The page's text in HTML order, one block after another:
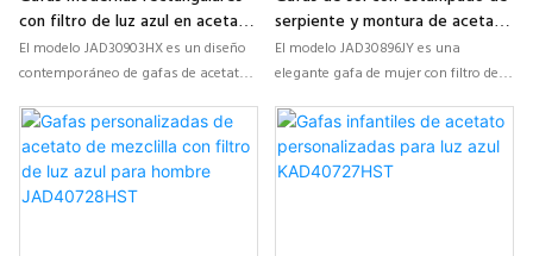
con filtro de luz azul en acetato
para hombre y mujer
JAD30903HX
El modelo JAD30903HX es un diseño
contemporáneo de gafas de acetato
una silueta rectangular limpia,
coloridos patrones laminados y finas
patillas con detalles metálicos,
desarrollado para marcas de óptica
serpiente y montura de acetato
para mujer (JAD30896JY)
El modelo JAD30896JY es una
elegante gafa de mujer con filtro de
acetato con un elegante estampado
de serpiente, comodidad ligera y una
moderna forma de ojo de gato. Ha